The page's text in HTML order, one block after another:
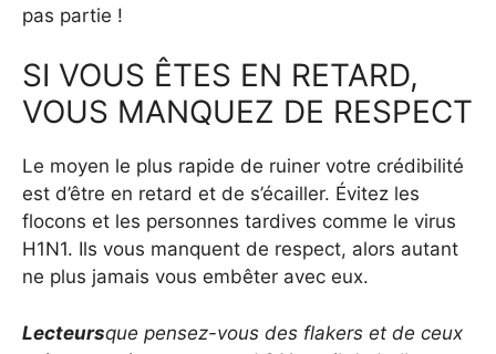
pas partie !
SI VOUS ÊTES EN RETARD,
VOUS MANQUEZ DE RESPECT
Le moyen le plus rapide de ruiner votre crédibilité
est d’être en retard et de s’écailler. Évitez les
flocons et les personnes tardives comme le virus
H1N1. Ils vous manquent de respect, alors autant
ne plus jamais vous embêter avec eux.
Lecteursque pensez-vous des flakers et de ceux